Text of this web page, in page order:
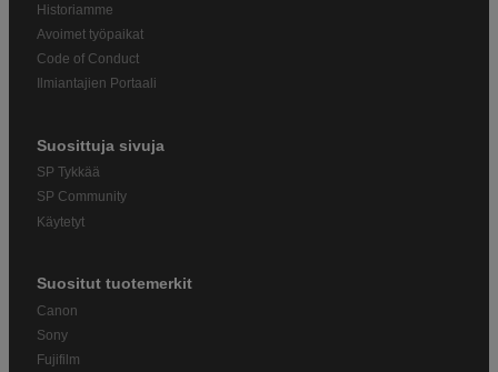
Historiamme
Avoimet työpaikat
Code of Conduct
Ilmiantajien Portaali
Suosittuja sivuja
SP Tykkää
SP Community
Käytetyt
Suositut tuotemerkit
Canon
Sony
Fujifilm